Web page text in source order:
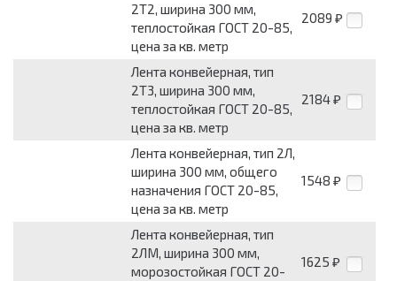
2Т2, ширина 300 мм,
теплостойкая ГОСТ 20-85,
цена за кв. метр
2089 ₽
Лента конвейерная, тип
2Т3, ширина 300 мм,
теплостойкая ГОСТ 20-85,
цена за кв. метр
2184 ₽
Лента конвейерная, тип 2Л,
ширина 300 мм, общего
назначения ГОСТ 20-85,
цена за кв. метр
1548 ₽
Лента конвейерная, тип
2ЛМ, ширина 300 мм,
морозостойкая ГОСТ 20-
1625 ₽